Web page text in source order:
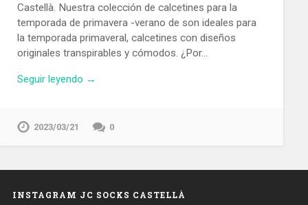
Castellà. Nuestra colección de calcetines para la
temporada de primavera -verano de son ideales para
la temporada primaveral, calcetines con diseños
originales transpirables y cómodos. ¿Por…
Seguir leyendo →
2023/03/21 0
INSTAGRAM JC SOCKS CASTELLÀ